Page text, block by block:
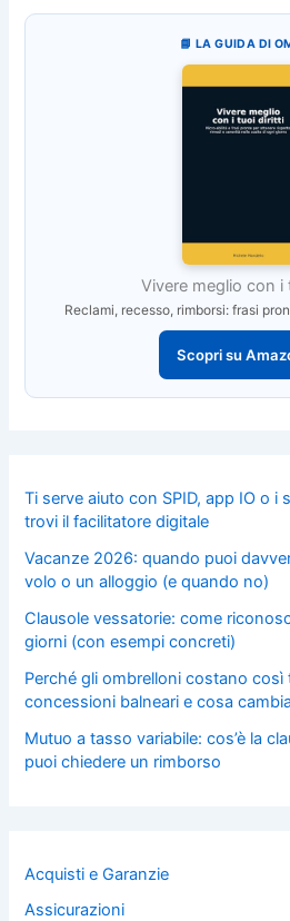
📘 LA GUIDA DI
Vivere meglio con i
Reclami, recesso, rimborsi: frasi
Scopri su
Ti serve aiuto con SPID, app IO o i
trovi il facilitatore digitale
Vacanze 2026: quando puoi
volo o un alloggio (e quando no)
Clausole vessatorie: come
giorni (con esempi concreti)
Perché gli ombrelloni costano così
concessioni balneari e cosa
Mutuo a tasso variabile: cos’è la
puoi chiedere un rimborso
Acquisti e Garanzie
Assicurazioni